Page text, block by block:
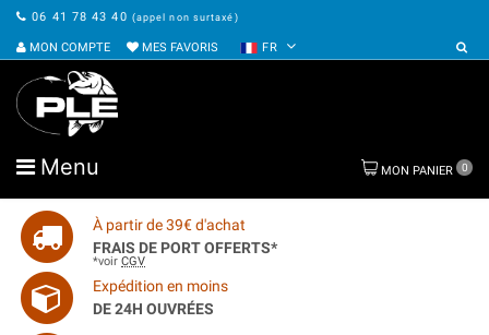
06 41 78 43 40 (appel non surtaxé)
MON COMPTE MES FAVORIS FR
Menu MON PANIER 0
À partir de 39€ d'achat
FRAIS DE PORT OFFERTS*
*voir CGV
Expédition en moins
DE 24H OUVRÉES